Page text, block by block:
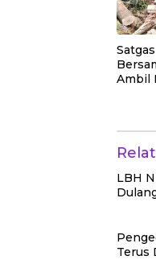
Ambil
LBH
Terus